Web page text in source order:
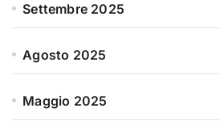
Settembre 2025
Agosto 2025
Maggio 2025